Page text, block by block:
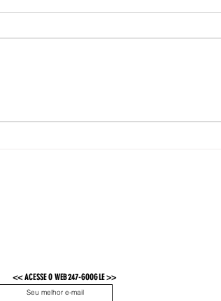
<< ACESSE O WEB247-GOOGLE >>